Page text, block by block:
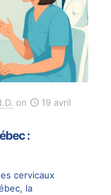
on
19 avril
:
cervicaux
la